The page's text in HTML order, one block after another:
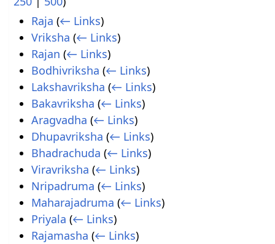
Raja (← Links)
Vriksha (← Links)
Rajan (← Links)
Bodhivriksha (← Links)
Lakshavriksha (← Links)
Bakavriksha (← Links)
Aragvadha (← Links)
Dhupavriksha (← Links)
Bhadrachuda (← Links)
Viravriksha (← Links)
Nripadruma (← Links)
Maharajadruma (← Links)
Priyala (← Links)
Rajamasha (← Links)